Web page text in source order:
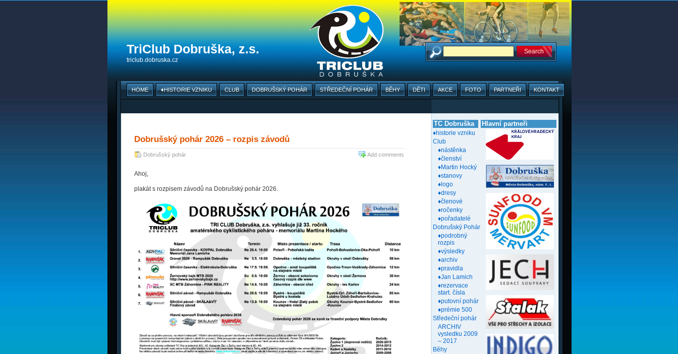
TriClub Dobruška, z.s.
triclub.dobruska.cz
HOME ♦HISTORIE VZNIKU CLUB DOBRUŠSKÝ POHÁR STŘEDEČNÍ POHÁR BĚHY DĚTI AKCE FOTO PARTNEŘI KONTAKT
Dobrušský pohár 2026 – rozpis závodů
Dobrušský pohár Add comments
Ahoj,
plakát s rozpisem závodů na Dobrušský pohár 2026.
TC Dobruška
♦historie vzniku
Club
♦nástěnka
♦členství
♦Martin Hocký
♦stanovy
♦logo
♦dresy
♦členové
♦ročenky
♦pořadatelé
Dobrušský Pohár
♦podrobný
rozpis
♦výsledky
♦archiv
♦pravidla
♦Jan Lamich
♦rezervace
start. čísla
♦putovní pohár
♦prémie 500
Středeční pohár
ARCHIV
vysledku 2009
– 2017
Běhy
Hlavní partneři